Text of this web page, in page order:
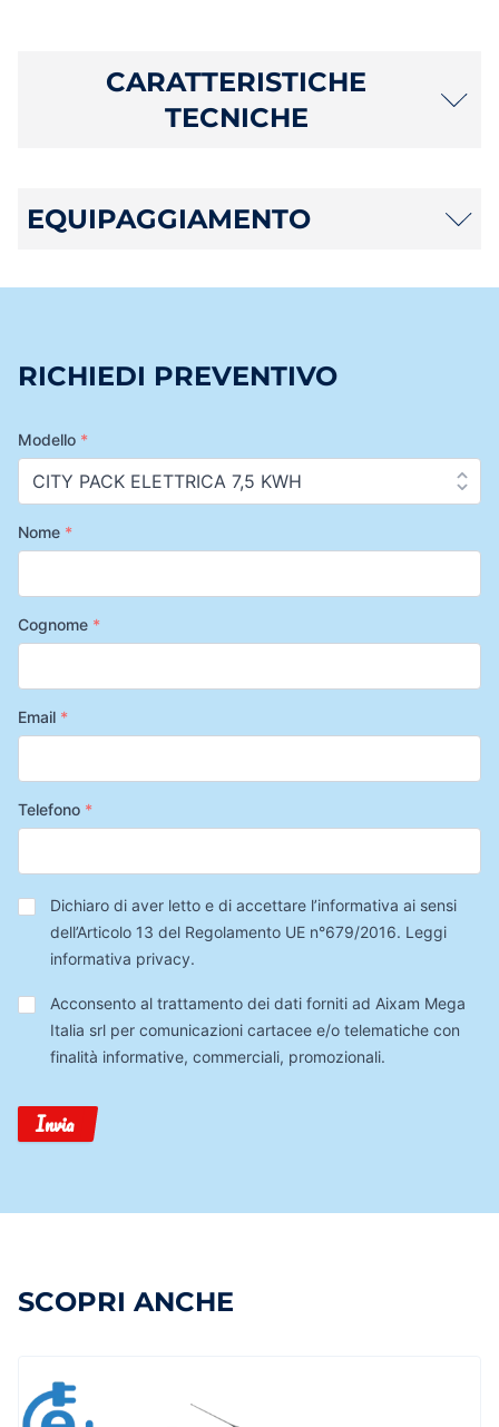
CARATTERISTICHE
TECNICHE
EQUIPAGGIAMENTO
RICHIEDI PREVENTIVO
Modello *
Nome *
Cognome *
Email *
Telefono *
Privacy*
Dichiaro di aver letto e di accettare l’informativa ai sensi
dell’Articolo 13 del Regolamento UE n°679/2016. Leggi
informativa privacy.
Trattamento
Dati
Acconsento al trattamento dei dati forniti ad Aixam Mega
Italia srl per comunicazioni cartacee e/o telematiche con
finalità informative, commerciali, promozionali.
Invia
SCOPRI ANCHE